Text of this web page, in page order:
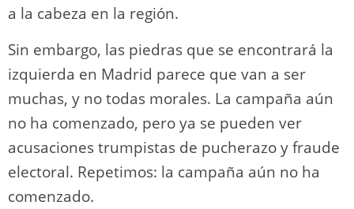
a la cabeza en la región.
Sin embargo, las piedras que se encontrará la
izquierda en Madrid parece que van a ser
muchas, y no todas morales. La campaña aún
no ha comenzado, pero ya se pueden ver
acusaciones trumpistas de pucherazo y fraude
electoral. Repetimos: la campaña aún no ha
comenzado.